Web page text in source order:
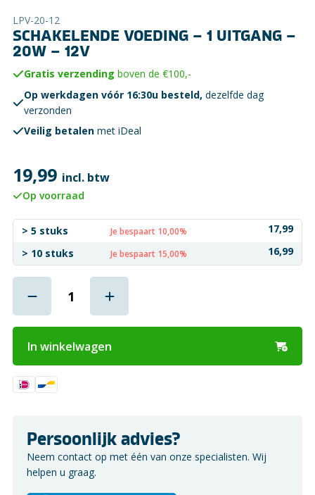
LPV-20-12
SCHAKELENDE VOEDING – 1 UITGANG –
20W – 12V
Gratis verzending boven de €100,-
Op werkdagen vóór 16:30u besteld, dezelfde dag
verzonden
Veilig betalen met iDeal
19,99 incl. btw
Op voorraad
> 5 stuks Je bespaart 10,00%
17,99
> 10 stuks
Je bespaart 15,00% 16,99
In winkelwagen
Persoonlijk advies?
Neem contact op met één van onze specialisten. Wij
helpen u graag.